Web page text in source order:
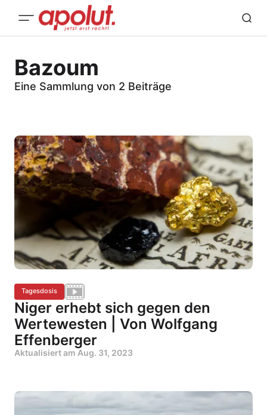
Bazoum
Eine Sammlung von 2 Beiträge
Tagesdosis
Niger erhebt sich gegen den
Wertewesten | Von Wolfgang
Effenberger
Aktualisiert am Aug. 31, 2023